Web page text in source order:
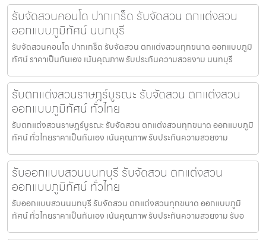
รับจัดสวนคอนโด ปากเกร็ด รับจัดสวน ตกแต่งสวน
ออกแบบภูมิทัศน์ นนทบุรี
รับจัดสวนคอนโด ปากเกร็ด รับจัดสวน ตกแต่งสวนทุกขนาด ออกแบบภูมิ
ทัศน์ ราคาเป็นกันเอง เน้นคุณภาพ รับประกันความสวยงาม นนทบุรี
รับตกแต่งสวนราษฎร์บูรณะ รับจัดสวน ตกแต่งสวน
ออกแบบภูมิทัศน์ ทั่วไทย
รับตกแต่งสวนราษฎร์บูรณะ รับจัดสวน ตกแต่งสวนทุกขนาด ออกแบบภูมิ
ทัศน์ ทั่วไทยราคาเป็นกันเอง เน้นคุณภาพ รับประกันความสวยงาม
รับออกแบบสวนนนทบุรี รับจัดสวน ตกแต่งสวน
ออกแบบภูมิทัศน์ ทั่วไทย
รับออกแบบสวนนนทบุรี รับจัดสวน ตกแต่งสวนทุกขนาด ออกแบบภูมิ
ทัศน์ ทั่วไทยราคาเป็นกันเอง เน้นคุณภาพ รับประกันความสวยงาม รับอ